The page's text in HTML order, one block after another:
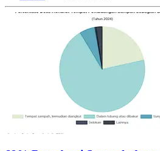
Sosial• 6 Juli 2026